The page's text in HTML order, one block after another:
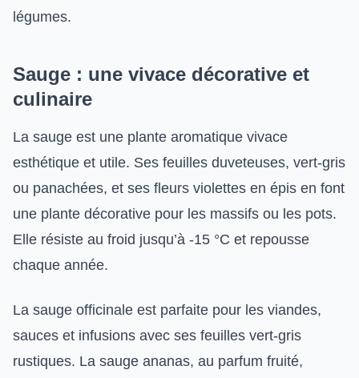
légumes.
Sauge : une vivace décorative et
culinaire
La sauge est une plante aromatique vivace
esthétique et utile. Ses feuilles duveteuses, vert-gris
ou panachées, et ses fleurs violettes en épis en font
une plante décorative pour les massifs ou les pots.
Elle résiste au froid jusqu’à -15 °C et repousse
chaque année.
La sauge officinale est parfaite pour les viandes,
sauces et infusions avec ses feuilles vert-gris
rustiques. La sauge ananas, au parfum fruité,